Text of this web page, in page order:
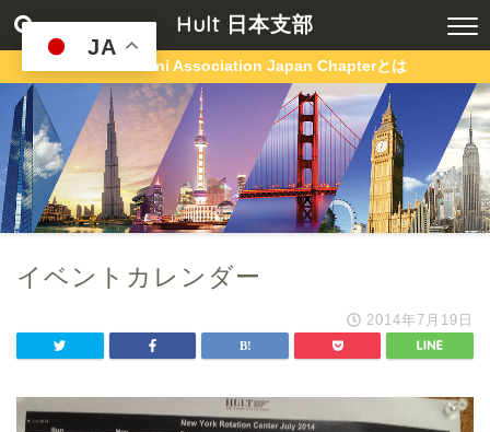
Hult 日本支部
Hult Alumni Association Japan Chapterとは
イベントカレンダー
2014年7月19日
JA